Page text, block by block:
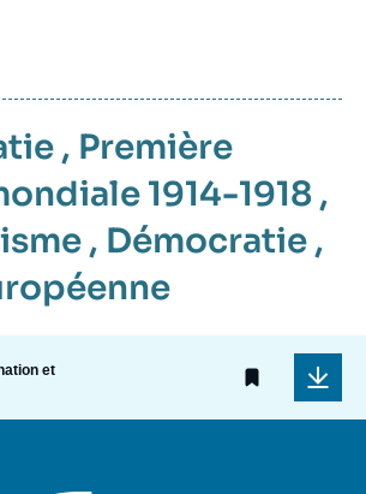
, Première
1914-1918,
, Démocratie ,
et